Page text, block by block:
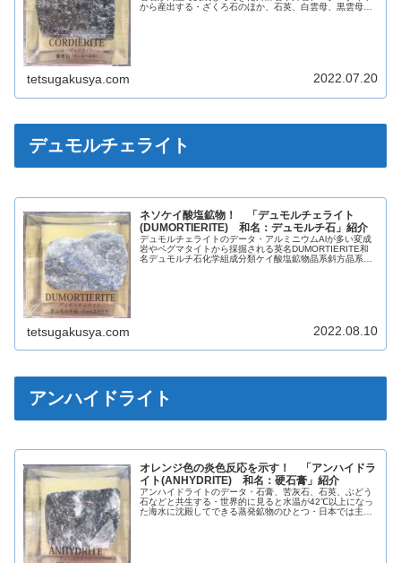
から産出する・ざくろ石のほか、石英、白雲母、黒雲母、
tetsugakusya.com 2022.07.20
デュモルチェライト
ネソケイ酸塩鉱物！ 「デュモルチェライト
(DUMORTIERITE) 和名：デュモルチ石」紹介
デュモルチェライトのデータ・アルミニウムAlが多い変成
岩やペグマタイトから採掘される英名DUMORTIERITE和
名デュモルチ石化学組成分類ケイ酸塩鉱物晶系斜方晶系色
tetsugakusya.com 2022.08.10
アンハイドライト
オレンジ色の炎色反応を示す！ 「アンハイドラ
イト(ANHYDRITE) 和名：硬石膏」紹介
アンハイドライトのデータ・石膏、苦灰石、石英、ぶどう
石などと共生する・世界的に見ると水温が42℃以上になっ
た海水に沈殿してできる蒸発鉱物のひとつ・日本では主に